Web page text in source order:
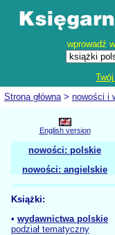
wprowadź
Strona główna> nowości i
English version
nowości: polskie
nowości: angielskie
Książki:
• wydawnictwa polskie
podział tematyczny